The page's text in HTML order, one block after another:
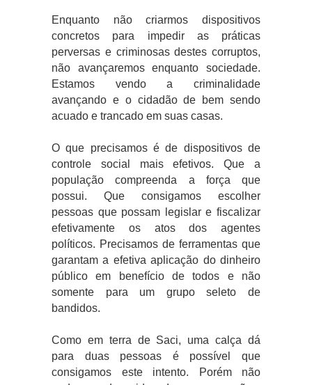
Enquanto não criarmos dispositivos
concretos para impedir as práticas
perversas e criminosas destes corruptos,
não avançaremos enquanto sociedade.
Estamos vendo a criminalidade
avançando e o cidadão de bem sendo
acuado e trancado em suas casas.
O que precisamos é de dispositivos de
controle social mais efetivos. Que a
população compreenda a força que
possui. Que consigamos escolher
pessoas que possam legislar e fiscalizar
efetivamente os atos dos agentes
políticos. Precisamos de ferramentas que
garantam a efetiva aplicação do dinheiro
público em benefício de todos e não
somente para um grupo seleto de
bandidos.
Como em terra de Saci, uma calça dá
para duas pessoas é possível que
consigamos este intento. Porém não